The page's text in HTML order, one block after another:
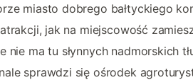
miasto dobrego bałtyckiego
jak na miejscowość
nie ma tu słynnych nadmorskich
sprawdzi się ośrodek